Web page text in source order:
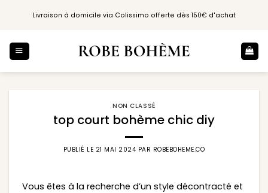
Livraison à domicile via Colissimo offerte dès 150€ d'achat
NON CLASSÉ
top court bohème chic diy
PUBLIÉ LE 21 MAI 2024 PAR ROBEBOHEME.CO
Vous êtes à la recherche d’un style décontracté et